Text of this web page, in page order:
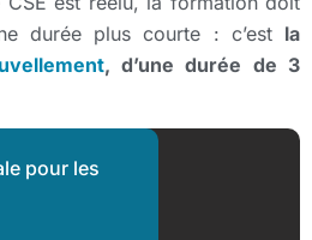
durée plus courte : c’est la
, d’une durée de 3
pour les